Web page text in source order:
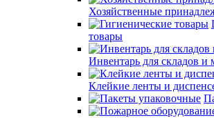
Хозяйственные
товары
Инвентарь для складов и
Клейкие ленты и